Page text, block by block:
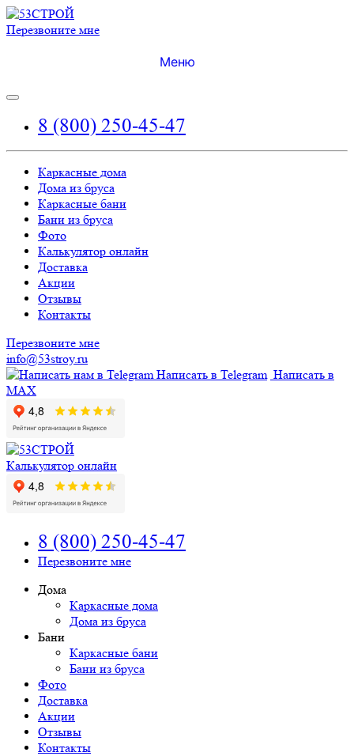
Перезвоните мне
Меню
8 (800) 250-45-47
Каркасные дома
Дома из бруса
Каркасные бани
Бани из бруса
Фото
Калькулятор онлайн
Доставка
Акции
Отзывы
Контакты
Перезвоните мне
info@53stroy.ru
Написать в Telegram Написать в
MAX
Калькулятор онлайн
8 (800) 250-45-47
Перезвоните мне
Дома
Каркасные дома
Дома из бруса
Бани
Каркасные бани
Бани из бруса
Фото
Доставка
Акции
Отзывы
Контакты